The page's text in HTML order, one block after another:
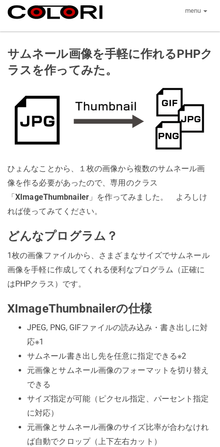
menu
サムネール画像を手軽に作れるPHPク
ラスを作ってみた。
ひょんなことから、１枚の画像から複数のサムネール画
像を作る必要があったので、専用のクラス
「XImageThumbnailer」を作ってみました。 よろしけ
れば使ってみてください。
どんなプログラム？
1枚の画像ファイルから、さまざまなサイズでサムネール
画像を手軽に作成してくれる便利なプログラム（正確に
はPHPクラス）です。
XImageThumbnailerの仕様
JPEG, PNG, GIFファイルの読み込み・書き出しに対
応※1
サムネール書き出し先を任意に指定できる※2
元画像とサムネール画像のフォーマットを切り替え
できる
サイズ指定が可能（ピクセル指定、パーセント指定
に対応）
元画像とサムネール画像のサイズ比率が合わなけれ
ば自動でクロップ（上下左右カット）